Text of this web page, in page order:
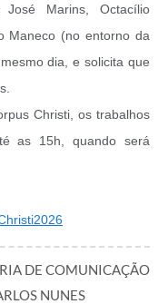
Marins, Octacílio
Maneco (no entorno da
dia, e solicita que
Christi, os trabalhos
as 15h, quando será
DE COMUNICAÇÃO
NUNES